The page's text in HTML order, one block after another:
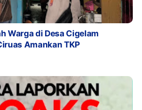
Warga di Desa Cigelam
Amankan TKP